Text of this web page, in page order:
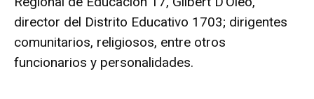
director del Distrito Educativo 1703; dirigentes
comunitarios, religiosos, entre otros
funcionarios y personalidades.